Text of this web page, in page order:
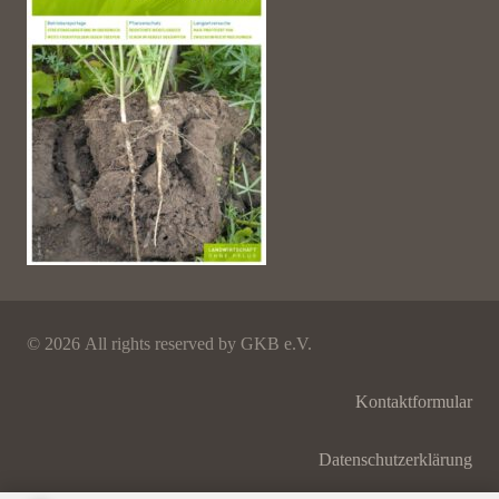
©2026 All rights reserved by GKB e.V.
Kontaktformular
Datenschutzerklärung